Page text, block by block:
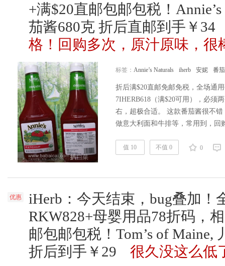
+满$20直邮包邮包税！
茄酱680克 折后直邮到手￥34
格！回购多次，原汁原味，很
标签： Annie’s Naturals iherb 安妮 番
折后满$20直邮免邮免税，全场通
7IHERB618（满$20可用），必须
右，超极合适。 这款番茄酱很不
做意大利面和牛排等，常用到，回
么低了。iherb购买地址>> | 更多
值 10 不值 0 0
优惠
iHerb：今天结束，bug叠加！
RKW828+母婴用品78折码，
邮包邮包税！Tom’s of Maine,
折后到手￥29
很久没这么低